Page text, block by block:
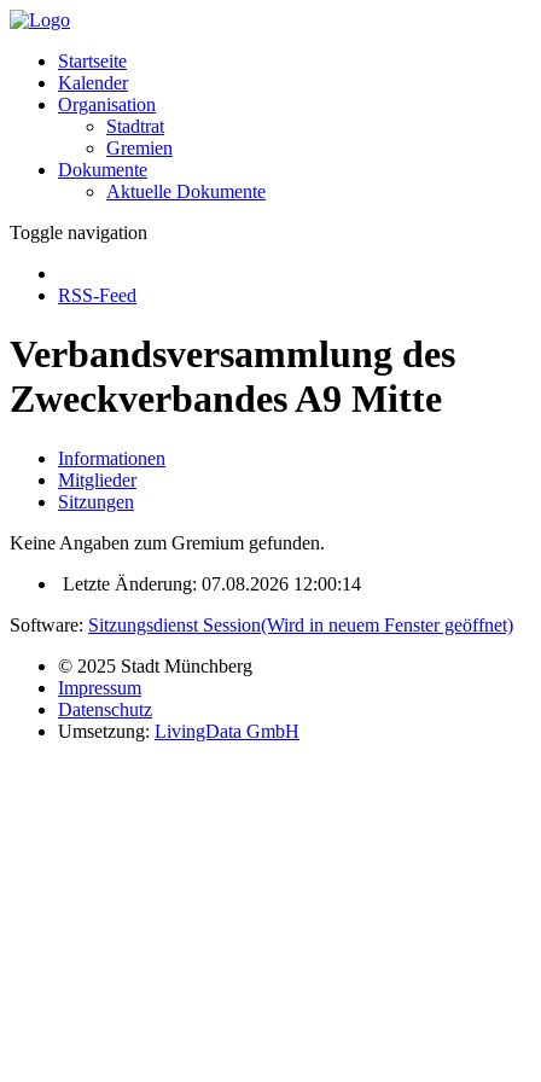
Startseite
Kalender
Organisation
Stadtrat
Gremien
Dokumente
Aktuelle Dokumente
Toggle navigation
RSS-Feed
Verbandsversammlung des
Zweckverbandes A9 Mitte
Informationen
Mitglieder
Sitzungen
Keine Angaben zum Gremium gefunden.
Letzte Änderung: 07.08.2026 12:00:14
Software: Sitzungsdienst Session(Wird in neuem Fenster geöffnet)
© 2025 Stadt Münchberg
Impressum
Datenschutz
Umsetzung: LivingData GmbH